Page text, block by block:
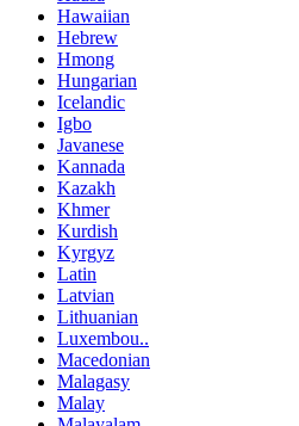
Hawaiian
Hebrew
Hmong
Hungarian
Icelandic
Igbo
Javanese
Kannada
Kazakh
Khmer
Kurdish
Kyrgyz
Latin
Latvian
Lithuanian
Luxembou..
Macedonian
Malagasy
Malay